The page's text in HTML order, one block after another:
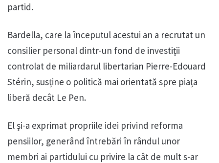
partid.
Bardella, care la începutul acestui an a recrutat un
consilier personal dintr-un fond de investiții
controlat de miliardarul libertarian Pierre-Edouard
Stérin, susține o politică mai orientată spre piața
liberă decât Le Pen.
El și-a exprimat propriile idei privind reforma
pensiilor, generând întrebări în rândul unor
membri ai partidului cu privire la cât de mult s-ar